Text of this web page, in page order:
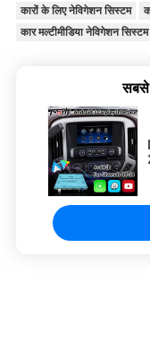
कारों के लिए नेविगेशन सिस्टम
कार मल्टीमीडिया नेविगेशन सिस्टम
सबसे